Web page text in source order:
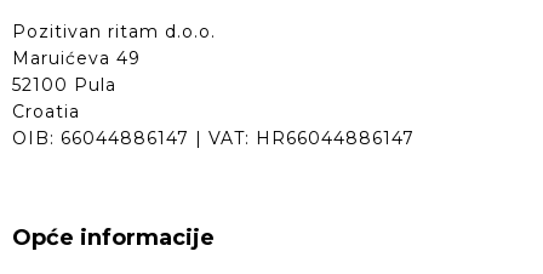
Pozitivan ritam d.o.o.
Maruićeva 49
52100 Pula
Croatia
OIB: 66044886147 | VAT: HR66044886147
Opće informacije